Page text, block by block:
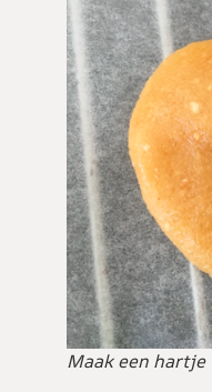
Maak een